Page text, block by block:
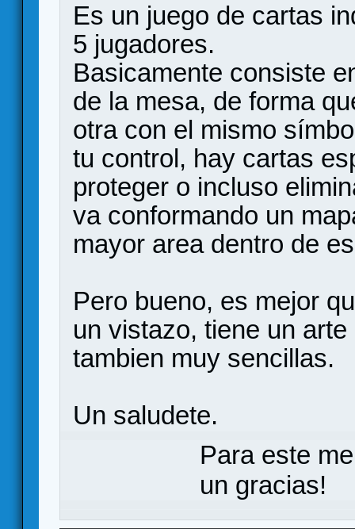
Es un juego de cartas
5 jugadores.
Basicamente consiste
de la mesa, de forma
otra con el mismo
tu control, hay cartas
proteger o incluso
va conformando un
mayor area dentro de
Pero bueno, es mejor
un vistazo, tiene un
tambien muy sencillas.
Un saludete.
Para este
un gracias!